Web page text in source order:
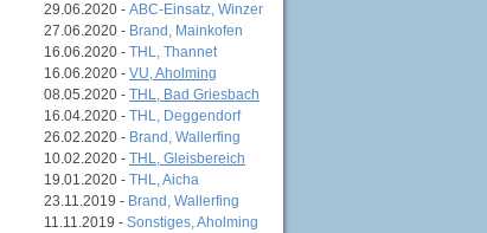
29.06.2020 - ABC-Einsatz, Winzer
27.06.2020 - Brand, Mainkofen
16.06.2020 - THL, Thannet
16.06.2020 - VU, Aholming
08.05.2020 - THL, Bad Griesbach
16.04.2020 - THL, Deggendorf
26.02.2020 - Brand, Wallerfing
10.02.2020 - THL, Gleisbereich
19.01.2020 - THL, Aicha
23.11.2019 - Brand, Wallerfing
11.11.2019 - Sonstiges, Aholming